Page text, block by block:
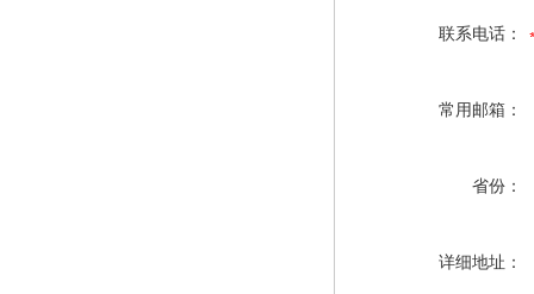
联系电话：
常用邮箱：
省份：
详细地址：